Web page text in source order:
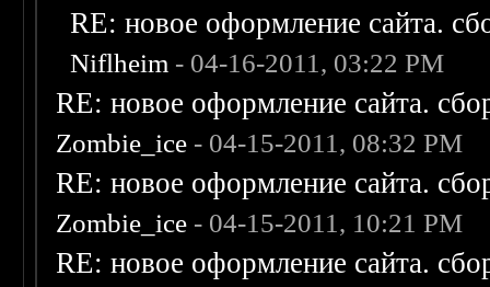
RE: новое оформление сайта.
Niflheim - 04-16-2011, 03:22 PM
RE: новое оформление сайта.
Zombie_ice - 04-15-2011, 08:32 PM
RE: новое оформление сайта.
Zombie_ice - 04-15-2011, 10:21 PM
RE: новое оформление сайта.